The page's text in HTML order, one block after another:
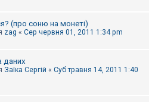
(про соню на монеті)
zag « Сер червня 01, 2011 1:34 pm
даних
Заїка Сергій « Суб травня 14, 2011 1:40